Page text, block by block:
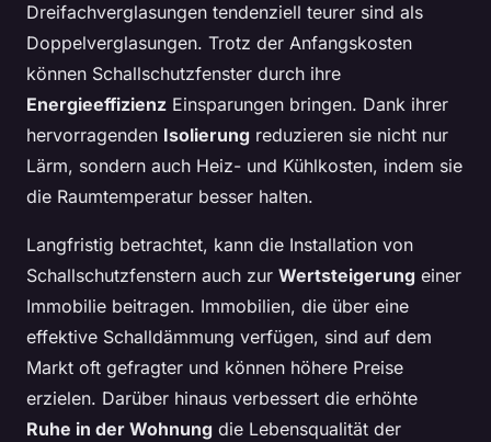
Dreifachverglasungen tendenziell teurer sind als
Doppelverglasungen. Trotz der Anfangskosten
können Schallschutzfenster durch ihre
Energieeffizienz Einsparungen bringen. Dank ihrer
hervorragenden Isolierung reduzieren sie nicht nur
Lärm, sondern auch Heiz- und Kühlkosten, indem sie
die Raumtemperatur besser halten.
Langfristig betrachtet, kann die Installation von
Schallschutzfenstern auch zur Wertsteigerung einer
Immobilie beitragen. Immobilien, die über eine
effektive Schalldämmung verfügen, sind auf dem
Markt oft gefragter und können höhere Preise
erzielen. Darüber hinaus verbessert die erhöhte
Ruhe in der Wohnung die Lebensqualität der